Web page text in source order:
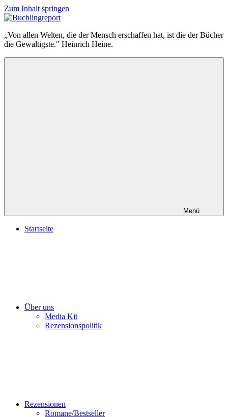
Zum Inhalt springen
Buchlingreport
„Von allen Welten, die der Mensch erschaffen hat, ist die der Bücher
die Gewaltigste." Heinrich Heine.
Menü
Startseite
Über uns
Media Kit
Rezensionspolitik
Rezensionen
Romane/Bestseller